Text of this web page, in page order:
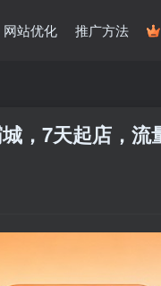
网站优化 推广方法
，7天起店，